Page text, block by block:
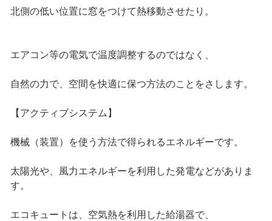
北側の低い位置に窓をつけて熱移動させたり。
エアコン等の電気で温度調整するのではなく、
自然の力で、空間を快適に保つ方法のことをさします。
【アクティブシステム】
機械（装置）を使う方法で得られるエネルギーです。
太陽光や、風力エネルギーを利用した発電などがありま
す。
エコキュートは、空気熱を利用した給湯器で、